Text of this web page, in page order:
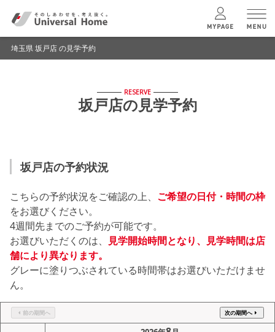
menu
ユニバーサル ホームの特長
テクノロジー
建築実例
モデルハウス検索・見学予約
キャンペーン・
埼玉県 坂戸店 の見学予約
RESERVE
坂戸店の見学予約
坂戸店の予約状況
こちらの予約状況をご確認の上、 ご希望の日付・時間の枠
をお選びください。
4週間先までのご予約が可能です。
お選びいただくのは、
見学開始時間となり、見学時間は店
舗により異なります。
グレーに塗りつぶされている時間帯はお選びいただけませ
ん。
前の期間へ 次の期間へ